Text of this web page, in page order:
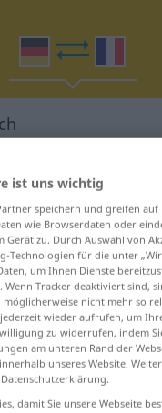
Wörterbuch
: Adjektiv
ist uns wichtig
speichern und greifen auf
wie Browserdaten oder
Gerät zu. Durch Auswahl von
Technologien für die unter
um Ihnen Dienste
Wenn Tracker deaktiviert sind,
nicht mehr so
wieder aufrufen, um
zu widerrufen, indem
am unteren Rand der
unseres Website.
damit Sie unsere Webseite